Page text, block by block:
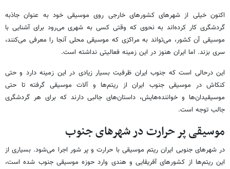
اکنون خیلی از شهرهای کشورهای خارجی روی موسیقی خود به عنوان جاذبه
گردشگری کار کرده‌اند به نحوی که وقتی کسی به شهری می‌رود برای آشنایی با
موسیقی آن کشور، می‌تواند به مراکزی که موسیقی محلی آنجا را معرفی می‌کنند،
سری بزند. اما ایران هنوز در این زمینه فعالیتی نداشته است.
این درحالی است که جنوب ایران ظرفیت بسیار زیادی در این زمینه دارد و حتی
کنکاش در موسیقی جنوب ایران از ریتم‌ها و آلات موسیقی گرفته تا حتی
موسیقیدان‌ها و خواننده‌هایش، داستان‌های جالبی دارند که برای هر گردشگری
جالب توجه است.
موسیقی پر حرارت در شهرهای جنوب
در شهرهای جنوبی ایران ریتم موسیقی با حرارت و پر شور اجرا می‌شود. بسیاری از
این ریتم‌ها از کشورهای آفریقایی و هندی وارد حوزه موسیقی جنوب شده است،